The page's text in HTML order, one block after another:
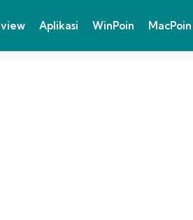
Aplikasi WinPoin MacPoin